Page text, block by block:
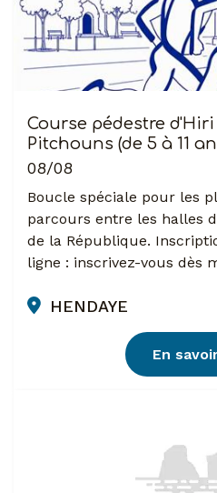
Course pédestre d'Hiri
Pitchouns (de 5 à 11
08/08
Boucle spéciale pour les
parcours entre les halles
de la République.
ligne : inscrivez-vous dès
HENDAYE
En